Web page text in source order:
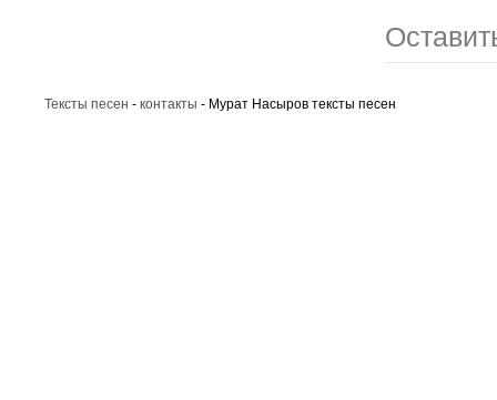
Тексты песен - контакты - Мурат Насыров тексты песен